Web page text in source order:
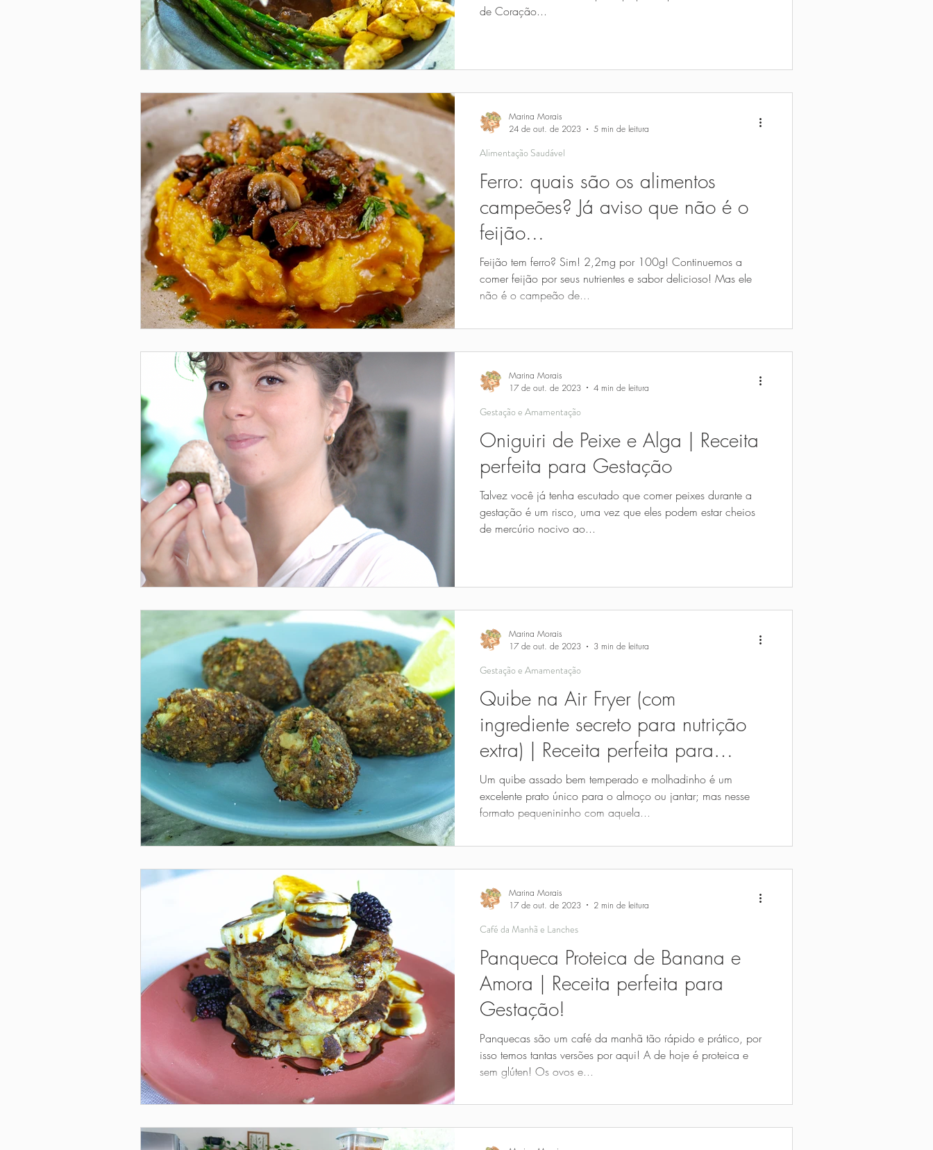
de Coração...
Ferro: quais são os alimentos
campeões? Já aviso que não é o
feijão...
Feijão tem ferro? Sim! 2,2mg por 100g! Continuemos a
comer feijão por seus nutrientes e sabor delicioso! Mas ele
não é o campeão de...
Alimentação Saudável
Marina Morais
24 de out. de 2023
5 min de leitura
Oniguiri de Peixe e Alga | Receita
perfeita para Gestação
Talvez você já tenha escutado que comer peixes durante a
gestação é um risco, uma vez que eles podem estar cheios
de mercúrio nocivo ao...
Gestação e Amamentação
Marina Morais
17 de out. de 2023
4 min de leitura
Quibe na Air Fryer (com
ingrediente secreto para nutrição
extra) | Receita perfeita para
Gestação!
Um quibe assado bem temperado e molhadinho é um
excelente prato único para o almoço ou jantar; mas nesse
formato pequenininho com aquela...
Gestação e Amamentação
Marina Morais
17 de out. de 2023
3 min de leitura
Panqueca Proteica de Banana e
Amora | Receita perfeita para
Gestação!
Panquecas são um café da manhã tão rápido e prático, por
isso temos tantas versões por aqui! A de hoje é proteica e
sem glúten! Os ovos e...
Café da Manhã e Lanches
Marina Morais
17 de out. de 2023
2 min de leitura